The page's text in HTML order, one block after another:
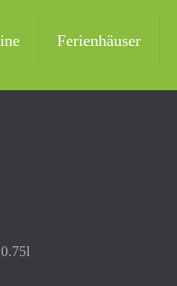
Ferienhäuser